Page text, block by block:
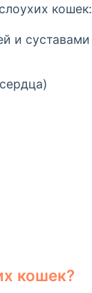
кошек:
и суставами
кошек?